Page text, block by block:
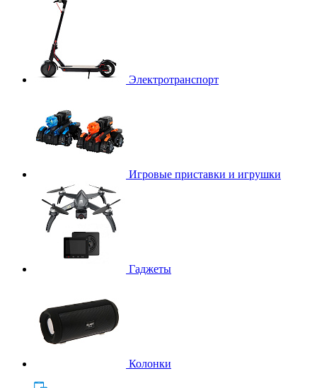
Электротранспорт
Игровые приставки и игрушки
Гаджеты
Колонки